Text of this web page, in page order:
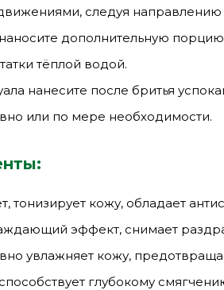
следуя направлению
дополнительную
тёплой водой.
нанесите после бритья
или по мере необходимости.
тонизирует кожу, обладает
эффект, снимает
увлажняет кожу,
глубокому